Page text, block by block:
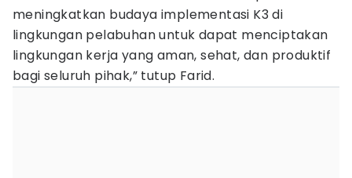
meningkatkan budaya implementasi K3 di
lingkungan pelabuhan untuk dapat menciptakan
lingkungan kerja yang aman, sehat, dan produktif
bagi seluruh pihak,” tutup Farid.